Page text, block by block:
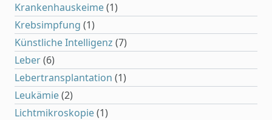
Krankenhauskeime(1)
Krebsimpfung (1)
Künstliche Intelligenz (7)
Leber(6)
Lebertransplantation (1)
Leukämie(2)
Lichtmikroskopie(1)